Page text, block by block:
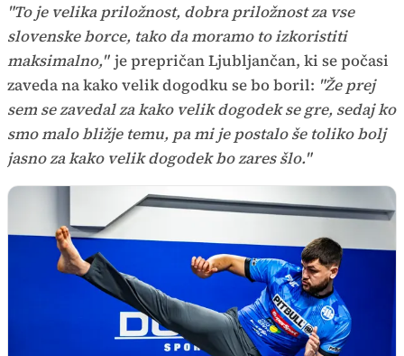
"To je velika priložnost, dobra priložnost za vse
slovenske borce, tako da moramo to izkoristiti
maksimalno," je prepričan Ljubljančan, ki se počasi
zaveda na kako velik dogodku se bo boril: "Že prej
sem se zavedal za kako velik dogodek se gre, sedaj ko
smo malo bližje temu, pa mi je postalo še toliko bolj
jasno za kako velik dogodek bo zares šlo."